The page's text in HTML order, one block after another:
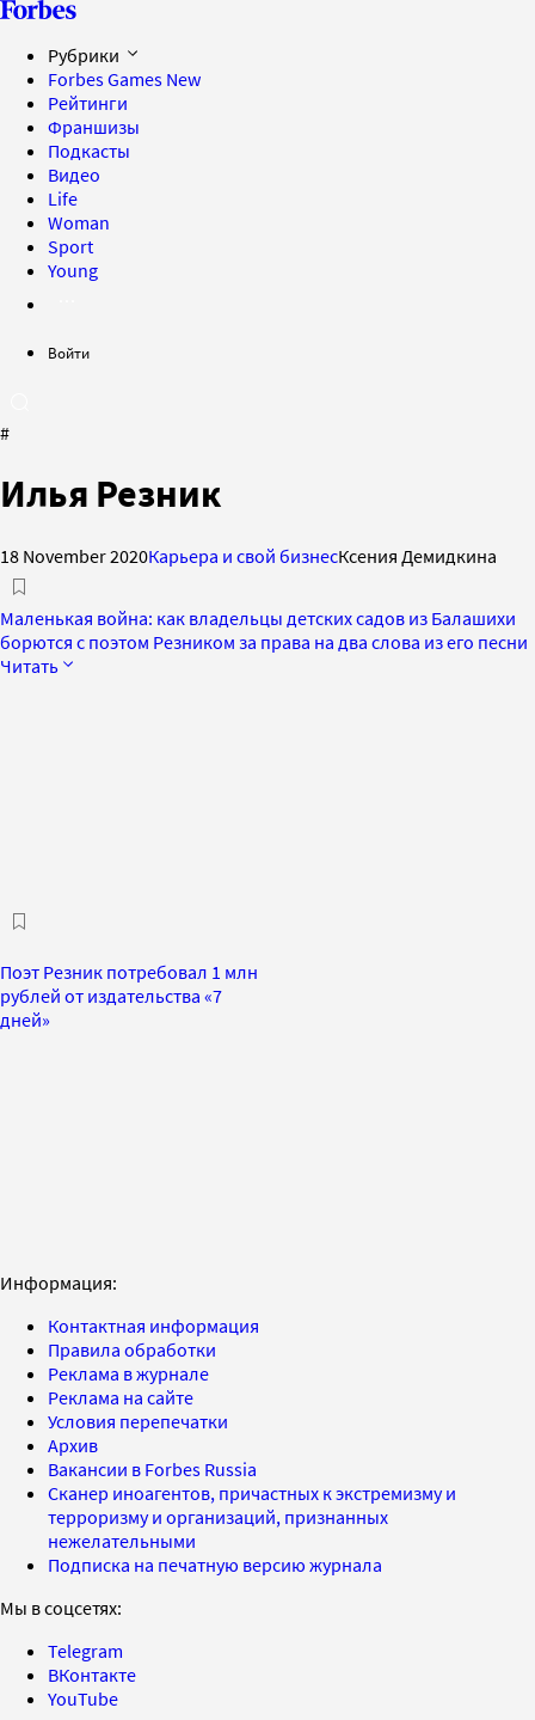
Рубрики
Forbes Games New
Рейтинги
Франшизы
Подкасты
Видео
Life
Woman
Sport
Young
Войти
#
Илья Резник
18 November 2020Карьера и свой бизнесКсения Демидкина
Маленькая война: как владельцы детских садов из Балашихи
борются с поэтом Резником за права на два слова из его песни
Читать
Поэт Резник потребовал 1 млн
рублей от издательства «7
дней»
Информация:
Контактная информация
Правила обработки
Реклама в журнале
Реклама на сайте
Условия перепечатки
Архив
Вакансии в Forbes Russia
Сканер иноагентов, причастных к экстремизму и
терроризму и организаций, признанных
нежелательными
Подписка на печатную версию журнала
Мы в соцсетях:
Telegram
ВКонтакте
YouTube